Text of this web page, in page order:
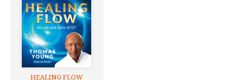
HEALING FLOW